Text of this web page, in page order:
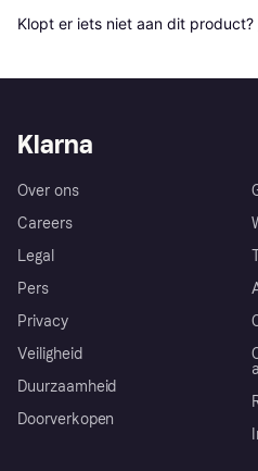
Klopt er iets niet aan dit product?
Klarna
Over ons
Careers
Legal
Pers
Privacy
Veiligheid
Duurzaamheid
Doorverkopen